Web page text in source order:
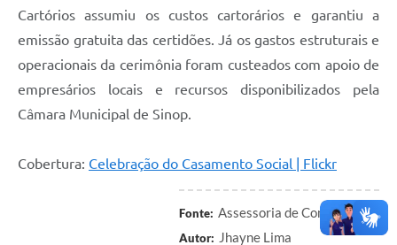
Cartórios assumiu os custos cartorários e garantiu a
emissão gratuita das certidões. Já os gastos estruturais e
operacionais da cerimônia foram custeados com apoio de
empresários locais e recursos disponibilizados pela
Câmara Municipal de Sinop.
Cobertura: Celebração do Casamento Social | Flickr
Fonte: Assessoria de Comunicação
Autor: Jhayne Lima